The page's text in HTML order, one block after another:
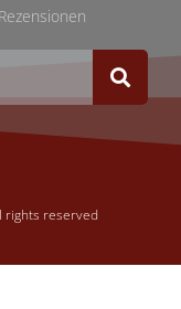
rights reserved